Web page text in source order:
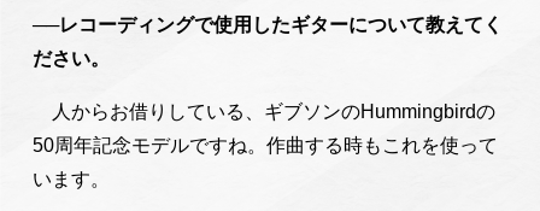
──レコーディングで使用したギターについて教えてく
ださい。
人からお借りしている、ギブソンのHummingbirdの
50周年記念モデルですね。作曲する時もこれを使って
います。